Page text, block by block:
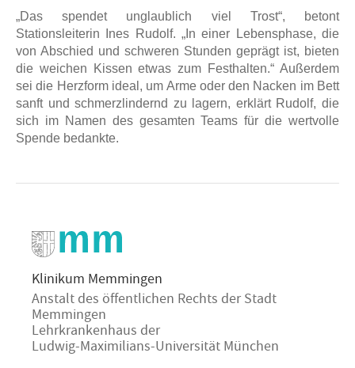
„Das spendet unglaublich viel Trost“, betont
Stationsleiterin Ines Rudolf. „In einer Lebensphase, die
von Abschied und schweren Stunden geprägt ist, bieten
die weichen Kissen etwas zum Festhalten.“ Außerdem
sei die Herzform ideal, um Arme oder den Nacken im Bett
sanft und schmerzlindernd zu lagern, erklärt Rudolf, die
sich im Namen des gesamten Teams für die wertvolle
Spende bedankte.
Klinikum Memmingen
Anstalt des öffentlichen Rechts der Stadt
Memmingen
Lehrkrankenhaus der
Ludwig-Maximilians-Universität München